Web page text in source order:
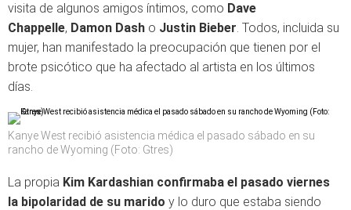
visita de algunos amigos íntimos, como Dave
Chappelle, Damon Dash o Justin Bieber. Todos, incluida su
mujer, han manifestado la preocupación que tienen por el
brote psicótico que ha afectado al artista en los últimos
días.
Kanye West recibió asistencia médica el pasado sábado en su
rancho de Wyoming (Foto: Gtres)
La propia Kim Kardashian confirmaba el pasado viernes
la bipolaridad de su marido y lo duro que estaba siendo